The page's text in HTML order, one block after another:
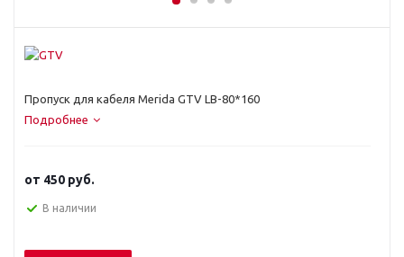
Пропуск для кабеля Merida GTV LB-80*160
Подробнее
от 450 руб.
В наличии